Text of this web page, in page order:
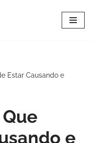
Estar Causando e
e